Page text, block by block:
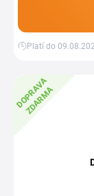
Platí do
D
O
P
R
A
V
A
Z
D
A
R
M
A